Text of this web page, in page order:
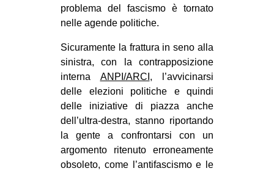
MOVIMENTI
ANTIFASCISMO
DIRITTO ALL’ABITARE
GENERI
MIGRAZIONI
PRECARIATO
REPRESSIONE
problema del fascismo è tornato
nelle agende politiche.
Sicuramente la frattura in seno alla
sinistra, con la contrapposizione
interna ANPI/ARCI , l’avvicinarsi
delle elezioni politiche e quindi
delle iniziative di piazza anche
dell’ultra-destra, stanno riportando
la gente a confrontarsi con un
argomento ritenuto erroneamente
obsoleto, come l’antifascismo e le